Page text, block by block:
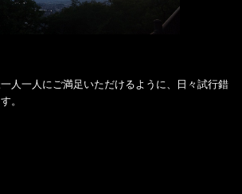
人一人にご満足いただけるように、日々試行錯
。